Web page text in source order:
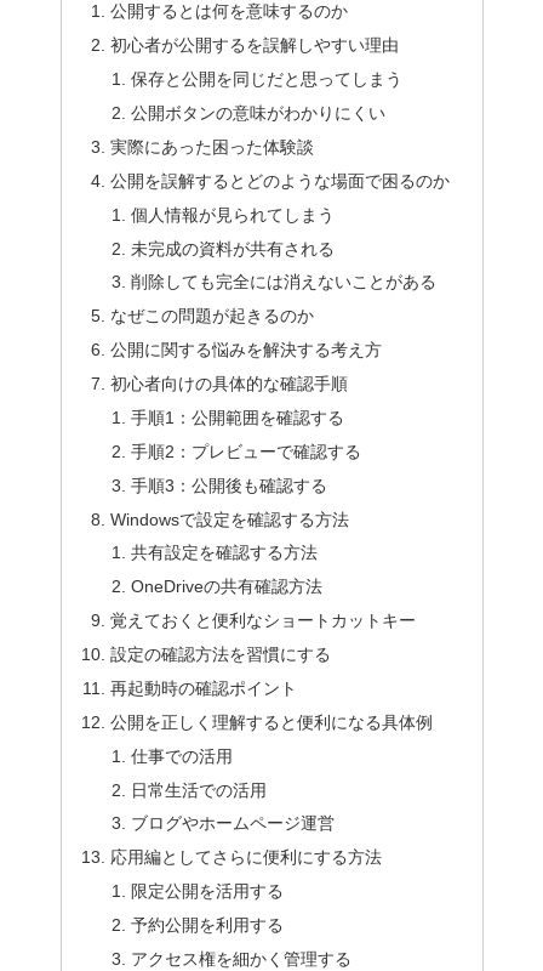
公開するとは何を意味するのか
初心者が公開するを誤解しやすい理由
保存と公開を同じだと思ってしまう
公開ボタンの意味がわかりにくい
実際にあった困った体験談
公開を誤解するとどのような場面で困るのか
個人情報が見られてしまう
未完成の資料が共有される
削除しても完全には消えないことがある
なぜこの問題が起きるのか
公開に関する悩みを解決する考え方
初心者向けの具体的な確認手順
手順1：公開範囲を確認する
手順2：プレビューで確認する
手順3：公開後も確認する
Windowsで設定を確認する方法
共有設定を確認する方法
OneDriveの共有確認方法
覚えておくと便利なショートカットキー
設定の確認方法を習慣にする
再起動時の確認ポイント
公開を正しく理解すると便利になる具体例
仕事での活用
日常生活での活用
ブログやホームページ運営
応用編としてさらに便利にする方法
限定公開を活用する
予約公開を利用する
アクセス権を細かく管理する